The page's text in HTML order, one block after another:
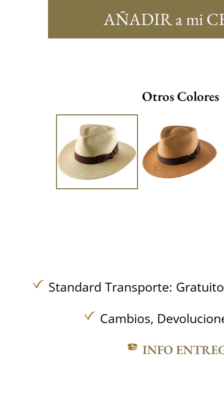
AÑADIR a mi
Otros Colores
Standard Transporte:
Cambios,
INFO